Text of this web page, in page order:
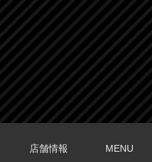
店舗情報 MENU